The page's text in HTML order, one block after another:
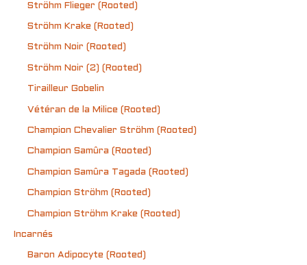
Ströhm Flieger (Rooted)
Ströhm Krake (Rooted)
Ströhm Noir (Rooted)
Ströhm Noir (2) (Rooted)
Tirailleur Gobelin
Vétéran de la Milice (Rooted)
Champion Chevalier Ströhm (Rooted)
Champion Samûra (Rooted)
Champion Samûra Tagada (Rooted)
Champion Ströhm (Rooted)
Champion Ströhm Krake (Rooted)
Incarnés
Baron Adipocyte (Rooted)